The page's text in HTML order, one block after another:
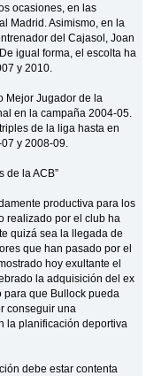
ocasiones, en las
Madrid. Asimismo, en la
del Cajasol, Joan
igual forma, el escolta ha
y 2010.
Mejor Jugador de la
en la campaña 2004-05.
de la liga hasta en
y 2008-09.
de la ACB”
productiva para los
realizado por el club ha
quizá sea la llegada de
que han pasado por el
hoy exultante el
la adquisición del ex
para que Bullock pueda
conseguir una
la planificación deportiva
debe estar contenta